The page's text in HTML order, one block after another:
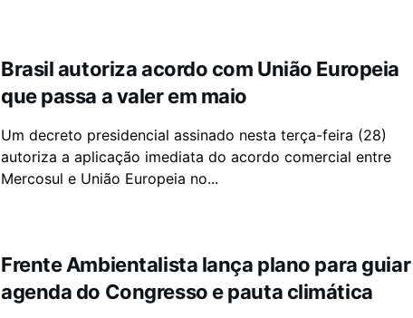
Brasil autoriza acordo com União Europeia
que passa a valer em maio
Um decreto presidencial assinado nesta terça-feira (28)
autoriza a aplicação imediata do acordo comercial entre
Mercosul e União Europeia no...
Frente Ambientalista lança plano para guiar
agenda do Congresso e pauta climática